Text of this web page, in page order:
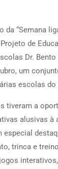
“Semana
de
Dr.
um
escolas do
tiveram a
alusivas à
especial
trinca e